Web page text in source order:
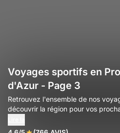
Voyages sportifs en
d'Azur - Page 3
Retrouvez l'ensemble de nos
découvrir la région pour vos